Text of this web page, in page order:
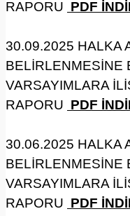
RAPORU PDF
30.09.2025 HALKA
BELİRLENMESİNE
VARSAYIMLARA
RAPORU PDF
30.06.2025 HALKA
BELİRLENMESİNE
VARSAYIMLARA
RAPORU PDF